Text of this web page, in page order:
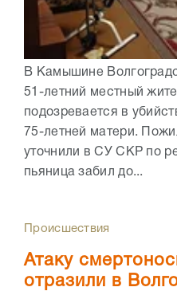
В Камышине
51-летний местный
подозревается в
75-летней матери.
уточнили в СУ СКР по
пьяница забил до...
Происшествия
Атаку
отразили в